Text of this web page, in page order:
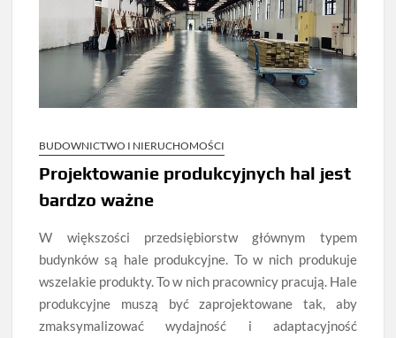
BUDOWNICTWO I NIERUCHOMOŚCI
Projektowanie produkcyjnych hal jest
bardzo ważne
W większości przedsiębiorstw głównym typem
budynków są hale produkcyjne. To w nich produkuje
wszelakie produkty. To w nich pracownicy pracują. Hale
produkcyjne muszą być zaprojektowane tak, aby
zmaksymalizować wydajność i adaptacyjność